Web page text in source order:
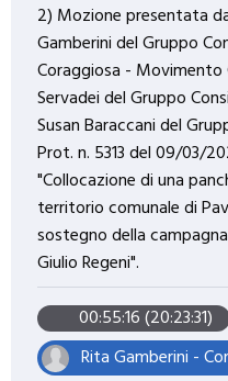
2) Mozione presentata
Gamberini del Gruppo
Coraggiosa - Movimento
Servadei del Gruppo
Susan Baraccani del
Prot. n. 5313 del 09/03/
"Collocazione di una
territorio comunale di
sostegno della
Giulio Regeni".
00:55:16 (20:23:31)
Rita Gamberini -